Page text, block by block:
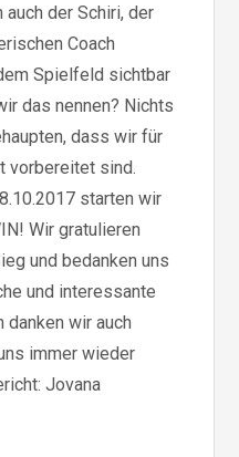
der Schiri, der
Coach
Spielfeld sichtbar
das nennen? Nichts
dass wir für
vorbereitet sind.
starten wir
Wir gratulieren
und bedanken uns
und interessante
danken wir auch
immer wieder
Jovana